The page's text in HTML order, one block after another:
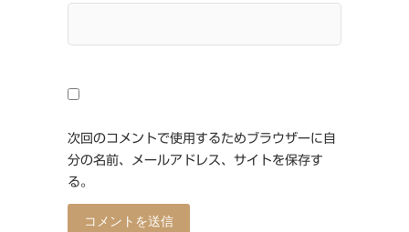
次回のコメントで使用するためブラウザーに自
分の名前、メールアドレス、サイトを保存す
る。